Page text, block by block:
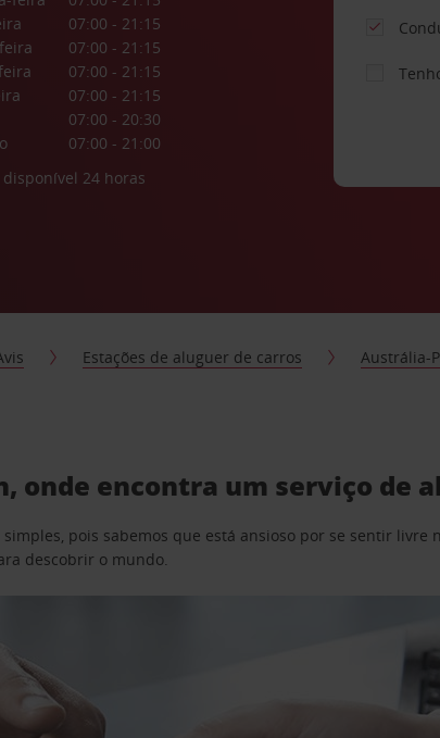
07:00 - 21:15
07:00 - 21:15
07:00 - 21:15
07:00 - 21:15
07:00 - 20:30
07:00 - 21:00
disponível 24 horas
Estações de aluguer de carros Austrália-
onde encontra um serviço de
pois sabemos que está ansioso por se sentir
descobrir o mundo.